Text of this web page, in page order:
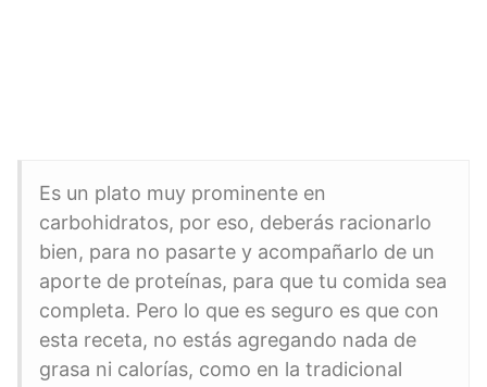
Es un plato muy prominente en
carbohidratos, por eso, deberás racionarlo
bien, para no pasarte y acompañarlo de un
aporte de proteínas, para que tu comida sea
completa. Pero lo que es seguro es que con
esta receta, no estás agregando nada de
grasa ni calorías, como en la tradicional